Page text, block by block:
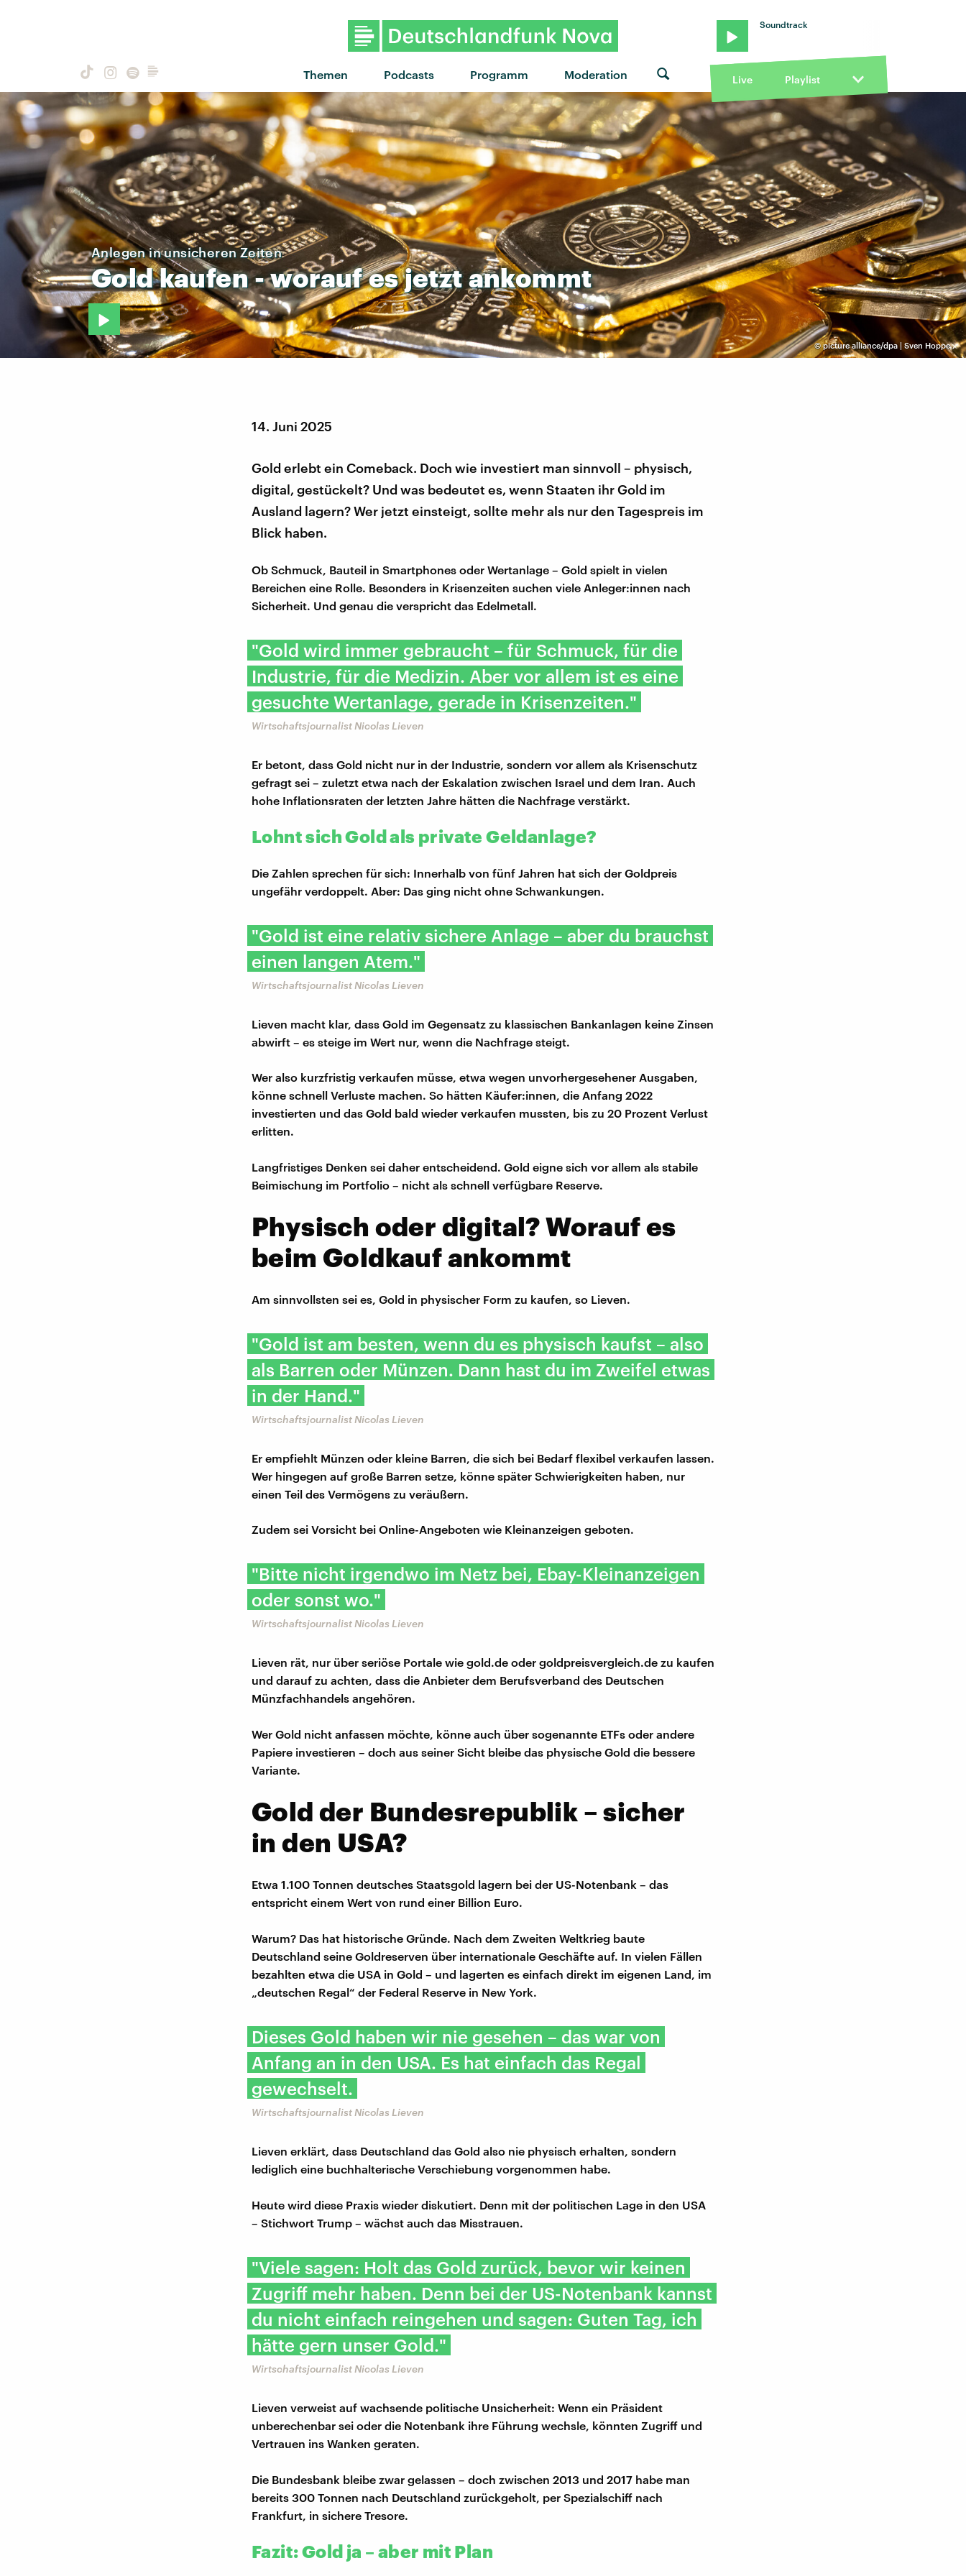
Themen Podcasts Programm Moderation
Soundtrack
Live Playlist
©picture alliance/dpa | Sven Hoppe,
Anlegen in unsicheren Zeiten
Goldkaufen-woraufesjetztankommt
14. Juni 2025
Gold erlebt ein Comeback. Doch wie investiert man sinnvoll – physisch,
digital, gestückelt? Und was bedeutet es, wenn Staaten ihr Gold im
Ausland lagern? Wer jetzt einsteigt, sollte mehr als nur den Tagespreis im
Blick haben.
Ob Schmuck, Bauteil in Smartphones oder Wertanlage – Gold spielt in vielen
Bereichen eine Rolle. Besonders in Krisenzeiten suchen viele Anleger:innen nach
Sicherheit. Und genau die verspricht das Edelmetall.
"Gold wird immer gebraucht – für Schmuck, für die
Industrie, für die Medizin. Aber vor allem ist es eine
gesuchte Wertanlage, gerade in Krisenzeiten."
Wirtschaftsjournalist Nicolas Lieven
Er betont, dass Gold nicht nur in der Industrie, sondern vor allem als Krisenschutz
gefragt sei – zuletzt etwa nach der Eskalation zwischen Israel und dem Iran. Auch
hohe Inflationsraten der letzten Jahre hätten die Nachfrage verstärkt.
Lohnt sich Gold als private Geldanlage?
Die Zahlen sprechen für sich: Innerhalb von fünf Jahren hat sich der Goldpreis
ungefähr verdoppelt. Aber: Das ging nicht ohne Schwankungen.
"Gold ist eine relativ sichere Anlage – aber du brauchst
einen langen Atem."
Wirtschaftsjournalist Nicolas Lieven
Lieven macht klar, dass Gold im Gegensatz zu klassischen Bankanlagen keine Zinsen
abwirft – es steige im Wert nur, wenn die Nachfrage steigt.
Wer also kurzfristig verkaufen müsse, etwa wegen unvorhergesehener Ausgaben,
könne schnell Verluste machen. So hätten Käufer:innen, die Anfang 2022
investierten und das Gold bald wieder verkaufen mussten, bis zu 20 Prozent Verlust
erlitten.
Langfristiges Denken sei daher entscheidend. Gold eigne sich vor allem als stabile
Beimischung im Portfolio – nicht als schnell verfügbare Reserve.
Physisch oder digital? Worauf es
beim Goldkauf ankommt
Am sinnvollsten sei es, Gold in physischer Form zu kaufen, so Lieven.
"Gold ist am besten, wenn du es physisch kaufst – also
als Barren oder Münzen. Dann hast du im Zweifel etwas
in der Hand."
Wirtschaftsjournalist Nicolas Lieven
Er empfiehlt Münzen oder kleine Barren, die sich bei Bedarf flexibel verkaufen lassen.
Wer hingegen auf große Barren setze, könne später Schwierigkeiten haben, nur
einen Teil des Vermögens zu veräußern.
Zudem sei Vorsicht bei Online-Angeboten wie Kleinanzeigen geboten.
"Bitte nicht irgendwo im Netz bei, Ebay-Kleinanzeigen
oder sonst wo."
Wirtschaftsjournalist Nicolas Lieven
Lieven rät, nur über seriöse Portale wie gold.de oder goldpreisvergleich.de zu kaufen
und darauf zu achten, dass die Anbieter dem Berufsverband des Deutschen
Münzfachhandels angehören.
Wer Gold nicht anfassen möchte, könne auch über sogenannte ETFs oder andere
Papiere investieren – doch aus seiner Sicht bleibe das physische Gold die bessere
Variante.
Gold der Bundesrepublik – sicher
in den USA?
Etwa 1.100 Tonnen deutsches Staatsgold lagern bei der US-Notenbank – das
entspricht einem Wert von rund einer Billion Euro.
Warum? Das hat historische Gründe. Nach dem Zweiten Weltkrieg baute
Deutschland seine Goldreserven über internationale Geschäfte auf. In vielen Fällen
bezahlten etwa die USA in Gold – und lagerten es einfach direkt im eigenen Land, im
„deutschen Regal“ der Federal Reserve in New York.
Dieses Gold haben wir nie gesehen – das war von
Anfang an in den USA. Es hat einfach das Regal
gewechselt.
Wirtschaftsjournalist Nicolas Lieven
Lieven erklärt, dass Deutschland das Gold also nie physisch erhalten, sondern
lediglich eine buchhalterische Verschiebung vorgenommen habe.
Heute wird diese Praxis wieder diskutiert. Denn mit der politischen Lage in den USA
– Stichwort Trump – wächst auch das Misstrauen.
"Viele sagen: Holt das Gold zurück, bevor wir keinen
Zugriff mehr haben. Denn bei der US-Notenbank kannst
du nicht einfach reingehen und sagen: Guten Tag, ich
hätte gern unser Gold."
Wirtschaftsjournalist Nicolas Lieven
Lieven verweist auf wachsende politische Unsicherheit: Wenn ein Präsident
unberechenbar sei oder die Notenbank ihre Führung wechsle, könnten Zugriff und
Vertrauen ins Wanken geraten.
Die Bundesbank bleibe zwar gelassen – doch zwischen 2013 und 2017 habe man
bereits 300 Tonnen nach Deutschland zurückgeholt, per Spezialschiff nach
Frankfurt, in sichere Tresore.
Fazit: Gold ja – aber mit Plan